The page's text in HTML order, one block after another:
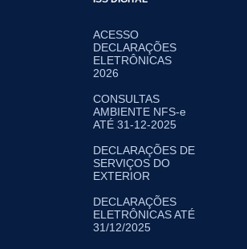
ACESSO
DECLARAÇÕES
ELETRÔNICAS
2026
CONSULTAS
AMBIENTE NFS-e
ATÉ 31-12-2025
DECLARAÇÕES DE
SERVIÇOS DO
EXTERIOR
DECLARAÇÕES
ELETRÔNICAS ATÉ
31/12/2025